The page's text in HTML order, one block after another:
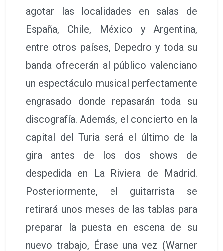
agotar las localidades en salas de
España, Chile, México y Argentina,
entre otros países, Depedro y toda su
banda ofrecerán al público valenciano
un espectáculo musical perfectamente
engrasado donde repasarán toda su
discografía. Además, el concierto en la
capital del Turia será el último de la
gira antes de los dos shows de
despedida en La Riviera de Madrid.
Posteriormente, el guitarrista se
retirará unos meses de las tablas para
preparar la puesta en escena de su
nuevo trabajo, Érase una vez (Warner